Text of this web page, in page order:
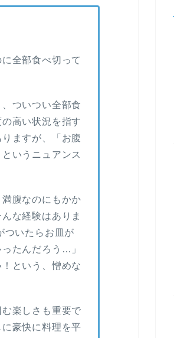
全部食べ切って
ついつい全部食
高い状況を指す
ますが、「お腹
いうニュアンス
腹なのにもかか
な経験はありま
ついたらお皿が
たんだろう…」
という、憎めな
楽しさも重要で
豪快に料理を平